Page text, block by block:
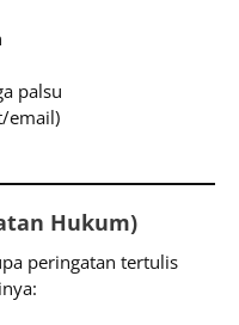
palsu
email)
Hukum)
peringatan tertulis